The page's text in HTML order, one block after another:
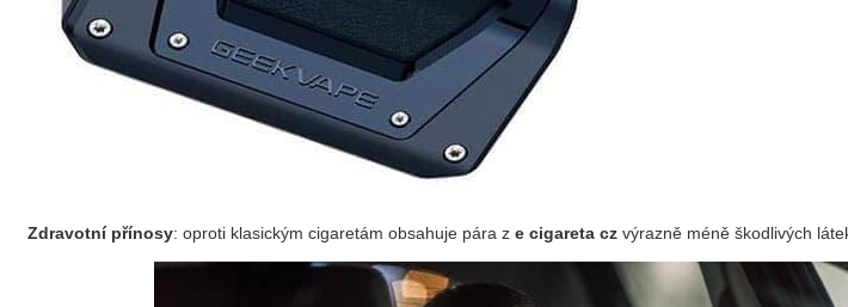
Zdravotní přínosy: oproti klasickým cigaretám obsahuje pára ze cigareta cz výrazně méně škodlivých